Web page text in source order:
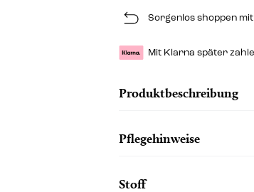
Sorgenlos shoppen
Mit Klarna später
Produktbeschreibung
Pflegehinweise
Stoff